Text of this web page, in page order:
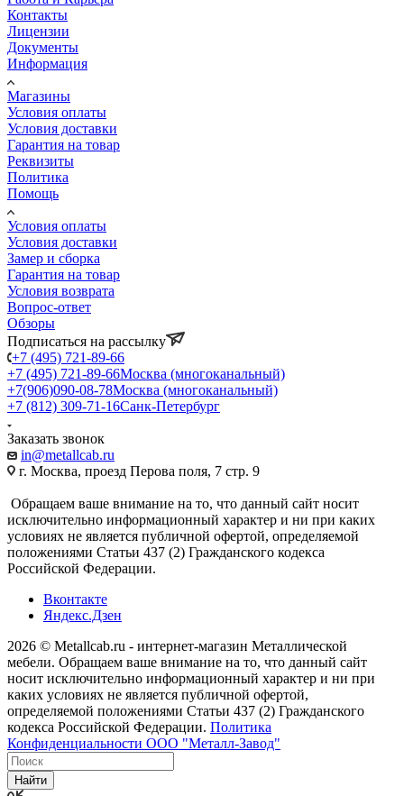
Контакты
Лицензии
Документы
Информация
Магазины
Условия оплаты
Условия доставки
Гарантия на товар
Реквизиты
Политика
Помощь
Условия оплаты
Условия доставки
Замер и сборка
Гарантия на товар
Условия возврата
Вопрос-ответ
Обзоры
Подписаться на рассылку
+7 (495) 721-89-66
+7 (495) 721-89-66Москва (многоканальный)
+7(906)090-08-78Москва (многоканальный)
+7 (812) 309-71-16Санк-Петербург
Заказать звонок
in@metallcab.ru
г. Москва, проезд Перова поля, 7 стр. 9
Обращаем ваше внимание на то, что данный сайт носит
исключительно информационный характер и ни при каких
условиях не является публичной офертой, определяемой
положениями Статьи 437 (2) Гражданского кодекса
Российской Федерации.
Вконтакте
Яндекс.Дзен
2026 © Metallcab.ru - интернет-магазин Металлической
мебели. Обращаем ваше внимание на то, что данный сайт
носит исключительно информационный характер и ни при
каких условиях не является публичной офертой,
определяемой положениями Статьи 437 (2) Гражданского
кодекса Российской Федерации. Политика
Конфиденциальности ООО "Металл-Завод"
Найти